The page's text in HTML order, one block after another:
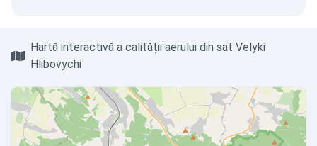
Hartă interactivă a calității aerului din sat Velyki
Hlibovychi